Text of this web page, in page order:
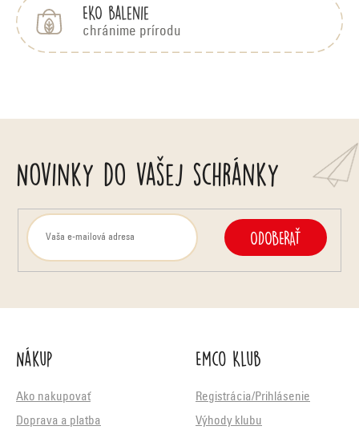
EKO balenie
chránime prírodu
Novinky do vašej schránky
ODOBERAŤ
Nákup
Ako nakupovať
Doprava a platba
Emco Klub
Registrácia/Prihlásenie
Výhody klubu